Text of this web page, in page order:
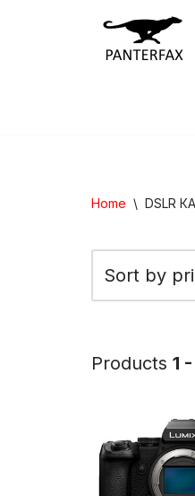
Home \ DSLR
Products 1